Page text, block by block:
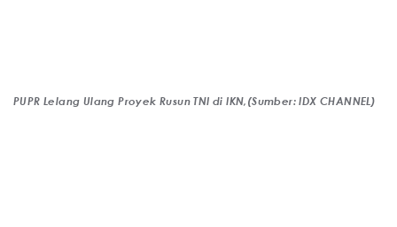
PUPR Lelang Ulang Proyek Rusun TNI di IKN,(Sumber: IDX CHANNEL)